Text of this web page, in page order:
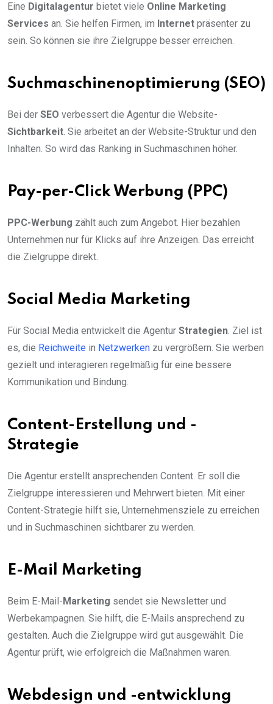
Eine Digitalagentur bietet viele Online Marketing
Services an. Sie helfen Firmen, im Internet präsenter zu
sein. So können sie ihre Zielgruppe besser erreichen.
Suchmaschinenoptimierung (SEO)
Bei der SEO verbessert die Agentur die Website-
Sichtbarkeit. Sie arbeitet an der Website-Struktur und den
Inhalten. So wird das Ranking in Suchmaschinen höher.
Pay-per-Click Werbung (PPC)
PPC-Werbung zählt auch zum Angebot. Hier bezahlen
Unternehmen nur für Klicks auf ihre Anzeigen. Das erreicht
die Zielgruppe direkt.
Social Media Marketing
Für Social Media entwickelt die Agentur Strategien. Ziel ist
es, die Reichweite in Netzwerken zu vergrößern. Sie werben
gezielt und interagieren regelmäßig für eine bessere
Kommunikation und Bindung.
Content-Erstellung und -
Strategie
Die Agentur erstellt ansprechenden Content. Er soll die
Zielgruppe interessieren und Mehrwert bieten. Mit einer
Content-Strategie hilft sie, Unternehmensziele zu erreichen
und in Suchmaschinen sichtbarer zu werden.
E-Mail Marketing
Beim E-Mail- Marketing sendet sie Newsletter und
Werbekampagnen. Sie hilft, die E-Mails ansprechend zu
gestalten. Auch die Zielgruppe wird gut ausgewählt. Die
Agentur prüft, wie erfolgreich die Maßnahmen waren.
Webdesign und -entwicklung